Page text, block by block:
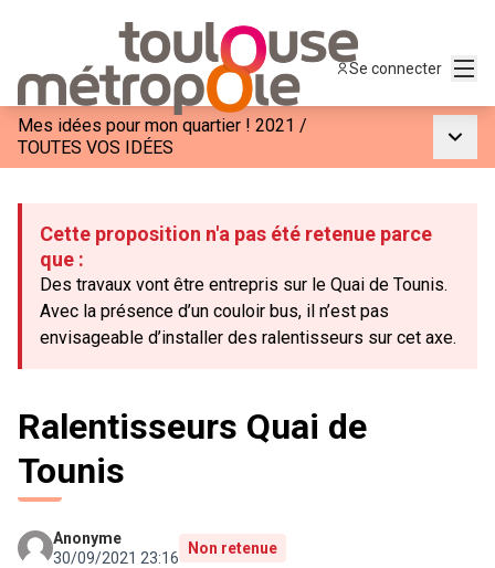
Se connecter
Mes idées pour mon quartier ! 2021 /
TOUTES VOS IDÉES
Cette proposition n'a pas été retenue parce
que :
Des travaux vont être entrepris sur le Quai de Tounis.
Avec la présence d’un couloir bus, il n’est pas
envisageable d’installer des ralentisseurs sur cet axe.
Ralentisseurs Quai de
Tounis
Anonyme
30/09/2021 23:16
Non retenue